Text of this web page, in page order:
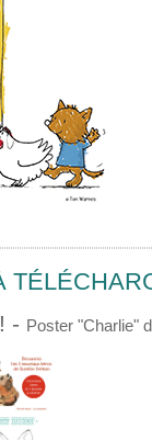
- Poster "Charlie"